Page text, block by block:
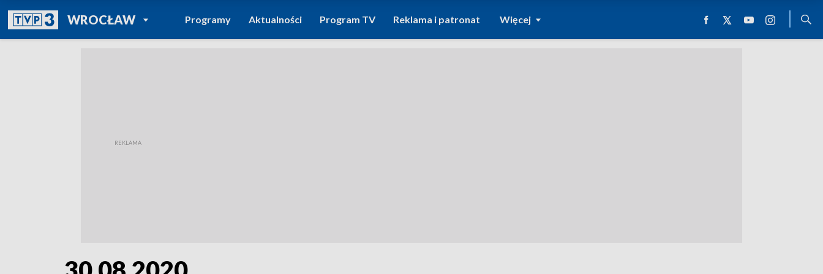
WROCŁAWPOWRÓT DO
TVP REGIONY
Programy Aktualności Program TV Reklama i patronat Więcej